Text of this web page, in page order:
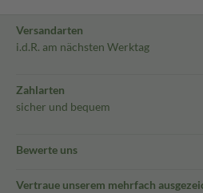
Versandarten
i.d.R. am nächsten Werktag
Zahlarten
sicher und bequem
Bewerte uns
Vertraue unserem mehrfach